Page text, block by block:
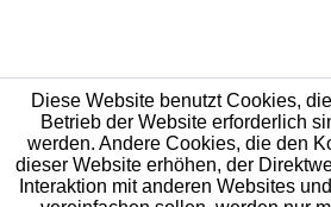
Diese Website benutzt Cookies,
Betrieb der Website erforderlich
werden. Andere Cookies, die den
dieser Website erhöhen, der
Interaktion mit anderen Websites